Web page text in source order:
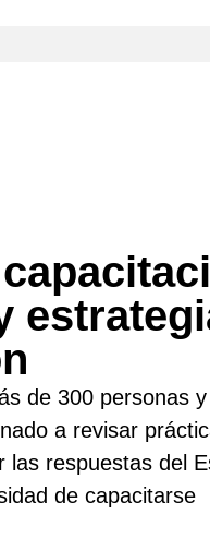
de 300 personas
a revisar
las respuestas del
de capacitarse